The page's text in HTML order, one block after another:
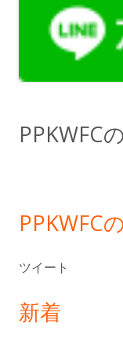
イ
ド
PPKWFC
PPKWFC
ツイート
新着